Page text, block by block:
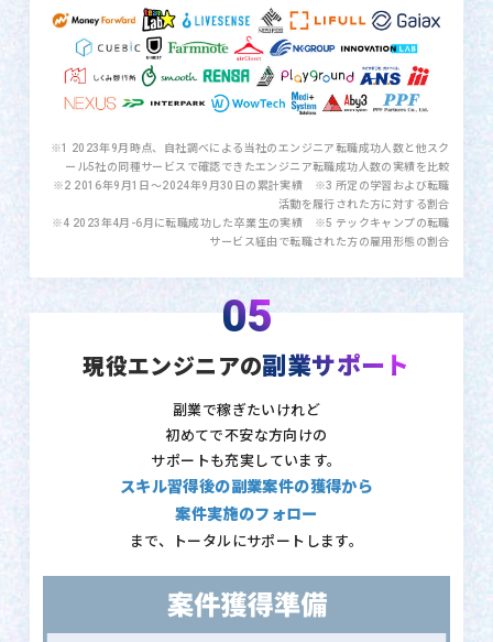
※1 2023年9月時点、自社調べによる当社のエンジニア転職成功人数と他スク
ール5社の同種サービスで確認できたエンジニア転職成功人数の実績を比較
※2 2016年9月1日〜2024年9月30日の累計実績 ※3 所定の学習および転職
活動を履行された方に対する割合
※4 2023年4月-6月に転職成功した卒業生の実績 ※5 テックキャンプの転職
サービス経由で転職された方の雇用形態の割合
05
現役エンジニアの副業サポート
副業で稼ぎたいけれど
初めてで不安な方向けの
サポートも充実しています。
スキル習得後の副業案件の獲得から
案件実施のフォロー
まで、トータルにサポートします。